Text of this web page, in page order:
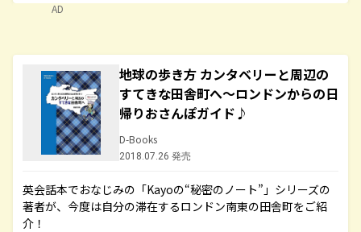
AD
地球の歩き方 カンタベリーと周辺の
すてきな田舎町へ～ロンドンからの日
帰りおさんぽガイド♪
D-Books
2018.07.26 発売
英会話本でおなじみの「Kayoの“秘密のノート”」シリーズの
著者が、今度は自分の滞在するロンドン南東の田舎町をご紹
介！